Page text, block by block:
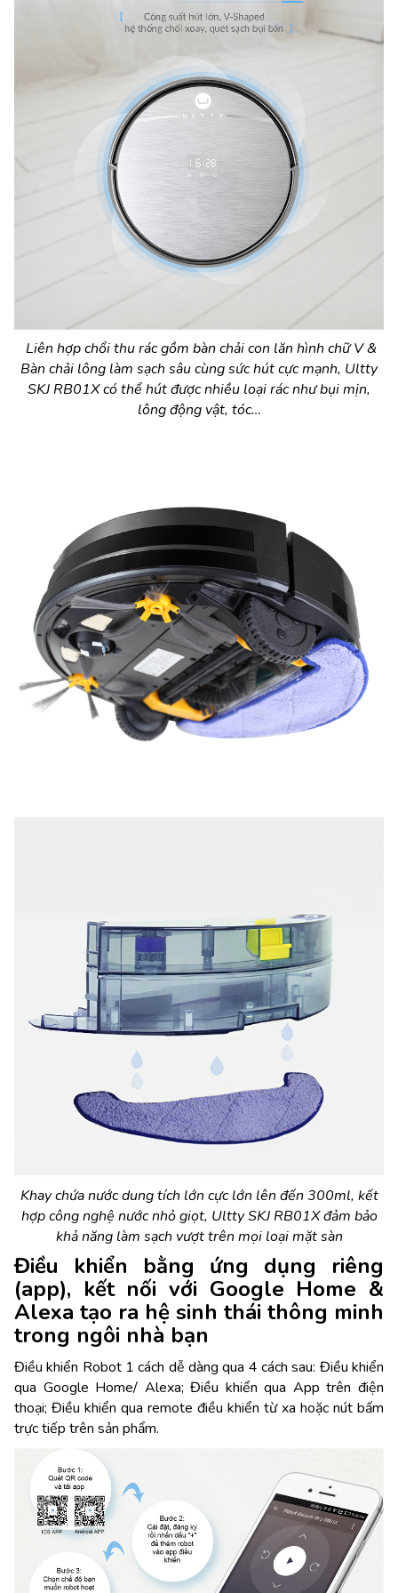
Liên hợp chổi thu rác gồm bàn chải con lăn hình chữ V &
Bàn chải lông làm sạch sâu cùng sức hút cực mạnh, Ultty
SKJ RB01X có thể hút được nhiều loại rác như bụi mịn,
lông động vật, tóc…
Khay chứa nước dung tích lớn cực lớn lên đến 300ml, kết
hợp công nghệ nước nhỏ giọt, Ultty SKJ RB01X đảm bảo
khả năng làm sạch vượt trên mọi loại mặt sàn
Điều khiển bằng ứng dụng riêng
(app), kết nối với Google Home &
Alexa tạo ra hệ sinh thái thông minh
trong ngôi nhà bạn
Điều khiển Robot 1 cách dễ dàng qua 4 cách sau: Điều khiển
qua Google Home/ Alexa; Điều khiển qua App trên điện
thoại; Điều khiển qua remote điều khiển từ xa hoặc nút bấm
trực tiếp trên sản phẩm.